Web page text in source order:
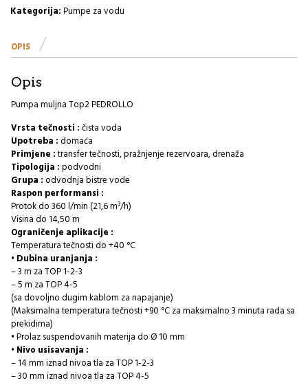
količina
Kategorija:Pumpe za vodu
OPIS
Opis
Pumpa muljna Top2 PEDROLLO
Vrsta tečnosti :čista voda
Upotreba : domaća
Primjene :transfer tečnosti, pražnjenje rezervoara, drenaža
Tipologija :podvodni
Grupa : odvodnja bistre vode
Raspon performansi :
Protok do 360 l/min (21,6 m³/h)
Visina do 14,50 m
Ograničenje aplikacije :
Temperatura tečnosti do +40 °C
• Dubina uranjanja :
– 3 m za TOP 1-2-3
– 5 m za TOP 4-5
(sa dovoljno dugim kablom za napajanje)
(Maksimalna temperatura tečnosti +90 °C za maksimalno 3 minuta rada sa
prekidima)
• Prolaz suspendovanih materija do Ø 10 mm
• Nivo usisavanja :
– 14 mm iznad nivoa tla za TOP 1-2-3
– 30 mm iznad nivoa tla za TOP 4-5